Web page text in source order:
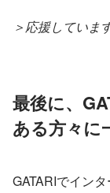
＞応援していま
最後に、
ある方々に
GATARIでイン